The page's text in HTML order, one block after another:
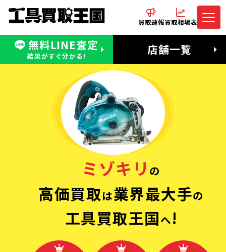
買取速報買取相場表
無料LINE査定
結果がすぐ分かる! 店舗一覧
無料LINE査定
受付：11:00〜19:00 木曜定休日
電話でお問合わせ
営業時間：11:00〜20:00
ミゾキリ の
高価買取は業界最大手の
工具買取王国へ!